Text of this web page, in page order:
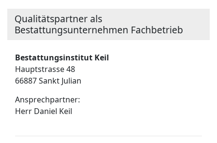
Qualitätspartner als
Bestattungsunternehmen Fachbetrieb
Bestattungsinstitut Keil
Hauptstrasse 48
66887 Sankt Julian
Ansprechpartner:
Herr Daniel Keil